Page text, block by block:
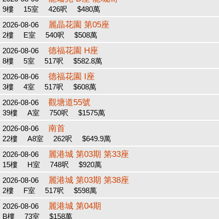
9樓 15室 426呎
$480萬
2026-08-06
麗晶花園 第05座
2樓 E室 540呎
$508萬
2026-08-06
德福花園 H座
8樓 5室 517呎
$582.8萬
2026-08-06
德福花園 I座
3樓 4室 517呎
$608萬
2026-08-06
觀塘道55號
39樓 A室 750呎
$1575萬
2026-08-06
南首
22樓 A8室 262呎
$649.9萬
2026-08-06
麗港城 第03期 第33座
15樓 H室 748呎
$920萬
2026-08-06
麗港城 第03期 第38座
2樓 F室 517呎
$598萬
2026-08-06
麗港城 第04期
B樓 73室 $158萬